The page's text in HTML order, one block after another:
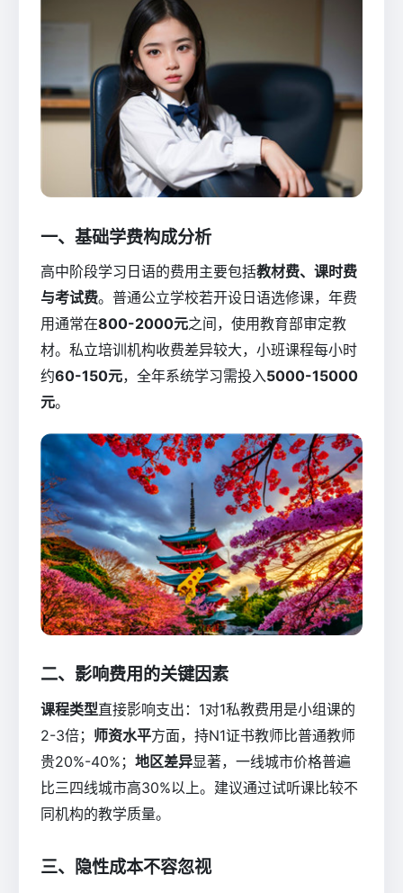
一、基础学费构成分析
高中阶段学习日语的费用主要包括教材费、课时费
与考试费。普通公立学校若开设日语选修课，年费
用通常在800-2000元之间，使用教育部审定教
材。私立培训机构收费差异较大，小班课程每小时
约60-150元，全年系统学习需投入5000-15000
元。
二、影响费用的关键因素
课程类型直接影响支出：1对1私教费用是小组课的
2-3倍； 师资水平方面，持N1证书教师比普通教师
贵20%-40%； 地区差异显著，一线城市价格普遍
比三四线城市高30%以上。建议通过试听课比较不
同机构的教学质量。
三、隐性成本不容忽视